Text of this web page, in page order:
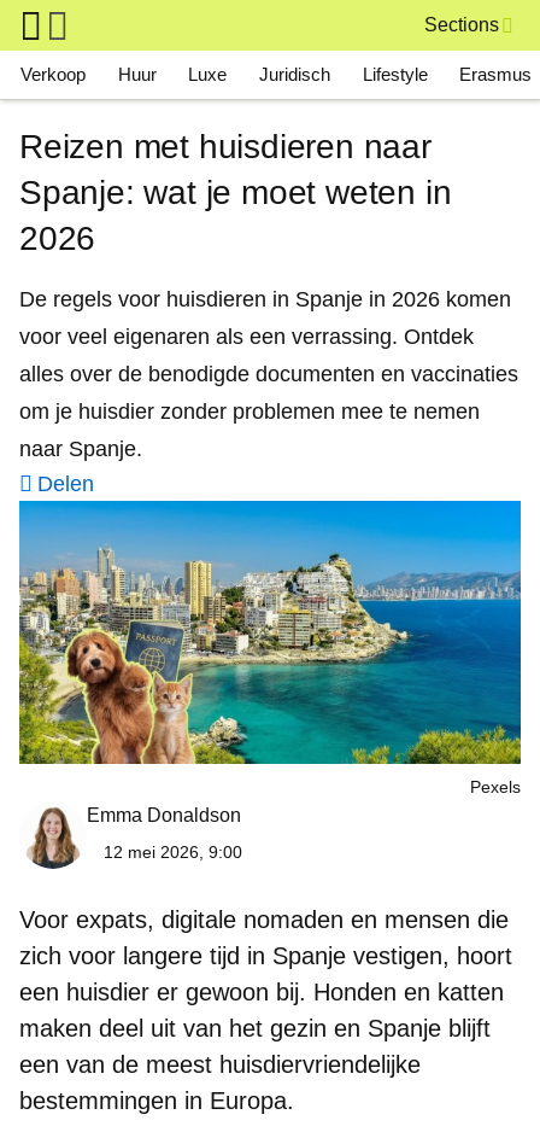
Skip to main content
Sections
Main navigation
Verkoop Huur Luxe Juridisch Lifestyle Erasmus
Reizen met huisdieren naar
Spanje: wat je moet weten in
2026
De regels voor huisdieren in Spanje in 2026 komen
voor veel eigenaren als een verrassing. Ontdek
alles over de benodigde documenten en vaccinaties
om je huisdier zonder problemen mee te nemen
naar Spanje.
Delen
Pexels
Emma Donaldson
12 mei 2026, 9:00
Voor expats, digitale nomaden en mensen die
zich voor langere tijd in Spanje vestigen, hoort
een huisdier er gewoon bij. Honden en katten
maken deel uit van het gezin en Spanje blijft
een van de meest huisdiervriendelijke
bestemmingen in Europa.